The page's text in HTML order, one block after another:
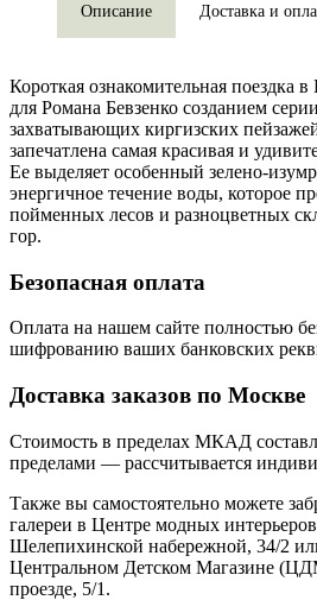
Описание Доставка и
Короткая ознакомительная поездка
для Романа Бевзенко созданием
захватывающих киргизских
запечатлена самая красивая и
Ее выделяет особенный зелено-
энергичное течение воды, которое
пойменных лесов и разноцветных
гор.
Безопасная оплата
Оплата на нашем сайте полностью
шифрованию ваших банковских
Доставка заказов по Москве
Стоимость в пределах МКАД
пределами — рассчитывается
Также вы самостоятельно можете
галереи в Центре модных
Шелепихинской набережной, 34/2
Центральном Детском Магазине
проезде, 5/1.